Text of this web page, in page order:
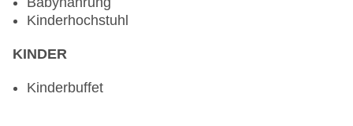
Kinderhochstuhl
KINDER
Kinderbuffet